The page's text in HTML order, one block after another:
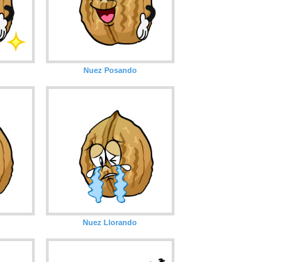
Nuez Posando
Nuez Llorando